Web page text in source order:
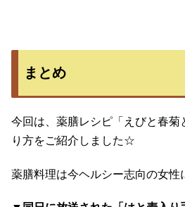
まとめ
今回は、薬膳レシピ「えびと春菊
り方をご紹介しました☆
薬膳料理は今ヘルシー志向の女性